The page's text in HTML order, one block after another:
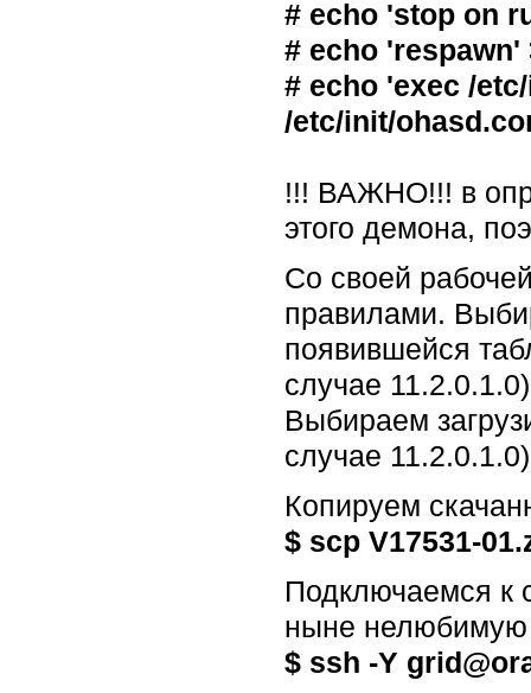
# echo 'stop on
# echo
# echo 'exec /
/etc/init/
!!! ВАЖНО!!! в
этого демона,
Со своей
правилами.
появившейся
случае
Выбираем
случае
Копируем
$ scp V17531-
Подключаемся к
ныне нелюбимую
$ ssh -Y